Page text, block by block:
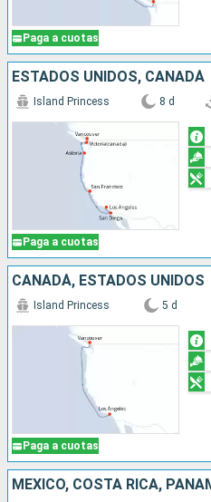
Paga a cuotas
ESTADOS UNIDOS, CANADÁ
Paga a cuotas
Island Princess 8 d
CANADÁ, ESTADOS UNIDOS
Paga a cuotas
Island Princess 5 d